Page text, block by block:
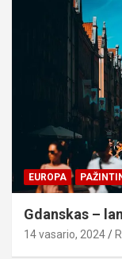
EUROPA
Gdanskas –
14 vasario, 2024